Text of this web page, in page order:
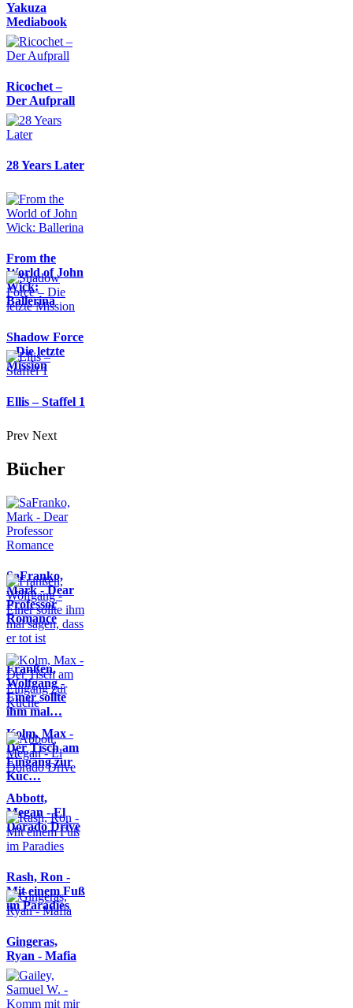
Yakuza
Mediabook
Ricochet –
Der Aufprall
28 Years Later
From the
World of John
Wick:
Ballerina
Shadow Force
– Die letzte
Mission
Ellis – Staffel 1
Prev Next
Bücher
SaFranko,
Mark - Dear
Professor
Romance
Franßen,
Wolfgang -
Einer sollte
ihm mal…
Kolm, Max -
Der Tisch am
Eingang zur
Küc…
Abbott,
Megan - El
Dorado Drive
Rash, Ron -
Mit einem Fuß
im Paradies
Gingeras,
Ryan - Mafia